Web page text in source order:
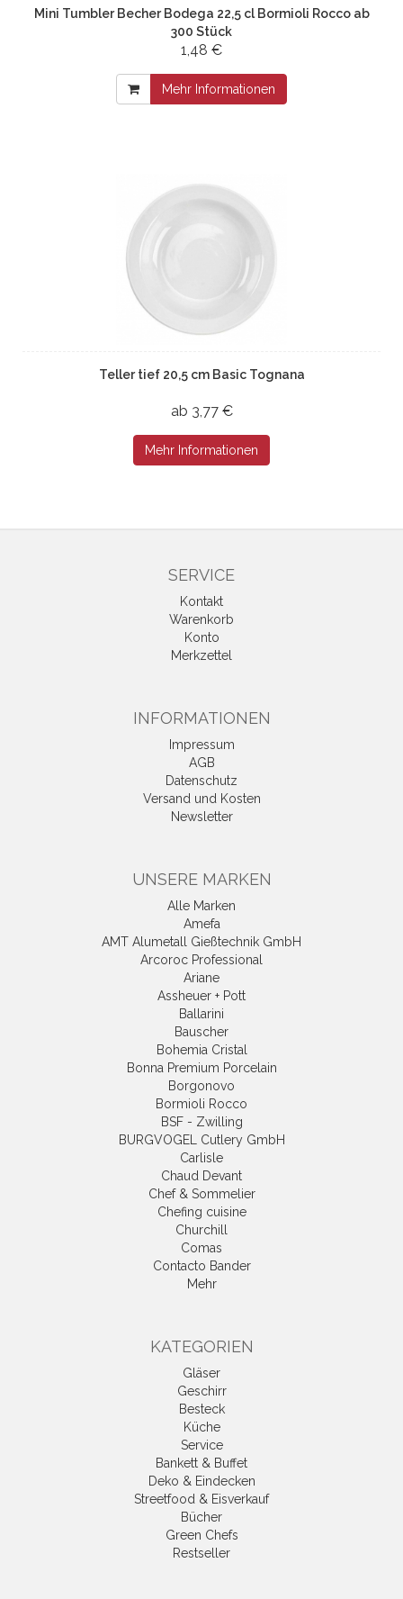
Mini Tumbler Becher Bodega 22,5 cl Bormioli Rocco ab
300 Stück
1,48 €
Mehr Informationen
Teller tief 20,5 cm Basic Tognana
ab 3,77 €
Mehr Informationen
SERVICE
Kontakt
Warenkorb
Konto
Merkzettel
INFORMATIONEN
Impressum
AGB
Datenschutz
Versand und Kosten
Newsletter
UNSERE MARKEN
Alle Marken
Amefa
AMT Alumetall Gießtechnik GmbH
Arcoroc Professional
Ariane
Assheuer + Pott
Ballarini
Bauscher
Bohemia Cristal
Bonna Premium Porcelain
Borgonovo
Bormioli Rocco
BSF - Zwilling
BURGVOGEL Cutlery GmbH
Carlisle
Chaud Devant
Chef & Sommelier
Chefing cuisine
Churchill
Comas
Contacto Bander
Mehr
KATEGORIEN
Gläser
Geschirr
Besteck
Küche
Service
Bankett & Buffet
Deko & Eindecken
Streetfood & Eisverkauf
Bücher
Green Chefs
Restseller